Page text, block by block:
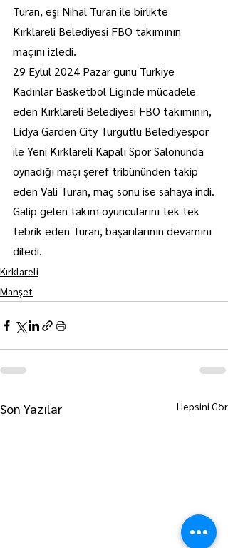
Turan, eşi Nihal Turan ile birlikte
Kırklareli Belediyesi FBO takımının
maçını izledi.
29 Eylül 2024 Pazar günü Türkiye
Kadınlar Basketbol Liginde mücadele
eden Kırklareli Belediyesi FBO takımının,
Lidya Garden City Turgutlu Belediyespor
ile Yeni Kırklareli Kapalı Spor Salonunda
oynadığı maçı şeref tribününden takip
eden Vali Turan, maç sonu ise sahaya indi.
Galip gelen takım oyuncularını tek tek
tebrik eden Turan, başarılarının devamını
diledi.
Kırklareli
Manşet
Son Yazılar Hepsini Gör